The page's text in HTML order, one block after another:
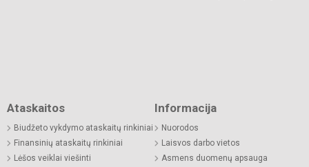
Ataskaitos
Biudžeto vykdymo ataskaitų rinkiniai
Finansinių ataskaitų rinkiniai
Lėšos veiklai viešinti
Informacija
Nuorodos
Laisvos darbo vietos
Asmens duomenų apsauga